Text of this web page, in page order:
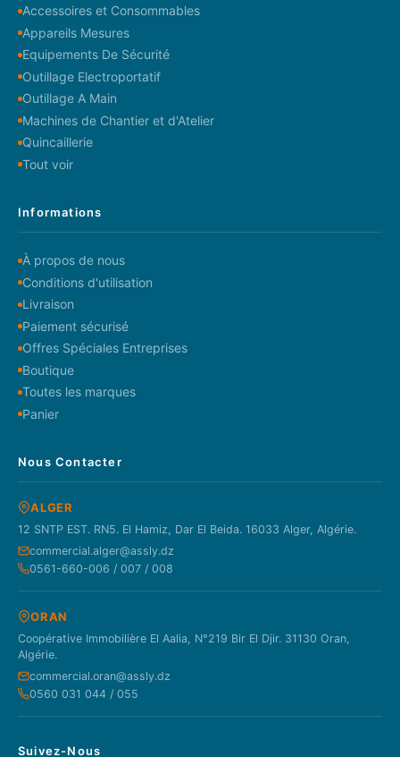
Accessoires et Consommables
Appareils Mesures
Equipements De Sécurité
Outillage Electroportatif
Outillage A Main
Machines de Chantier et d'Atelier
Quincaillerie
Tout voir
Informations
À propos de nous
Conditions d'utilisation
Livraison
Paiement sécurisé
Offres Spéciales Entreprises
Boutique
Toutes les marques
Panier
Nous Contacter
ALGER
12 SNTP EST. RN5. El Hamiz, Dar El Beida. 16033 Alger, Algérie.
commercial.alger@assly.dz
0561-660-006 / 007 / 008
ORAN
Coopérative Immobilière El Aalia, N°219 Bir El Djir. 31130 Oran,
Algérie.
commercial.oran@assly.dz
0560 031 044 / 055
Suivez-Nous